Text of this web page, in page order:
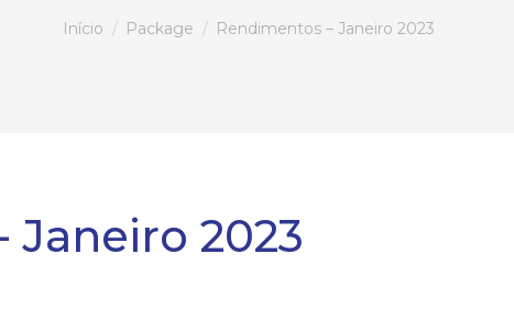
Você está aqui:
Início Package Rendimentos – Janeiro 2023
Janeiro 2023